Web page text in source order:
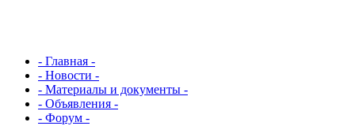
- Главная -
- Новости -
- Материалы и документы -
- Объявления -
- Форум -